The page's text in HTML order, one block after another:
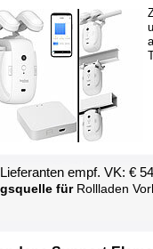
empf. VK: €
fürRoll­la­den